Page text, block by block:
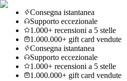
Consegna istantanea
Supporto eccezionale
1.000+ recensioni a 5 stelle
1.000.000+ gift card vendute
Consegna istantanea
Supporto eccezionale
1.000+ recensioni a 5 stelle
1.000.000+ gift card vendute